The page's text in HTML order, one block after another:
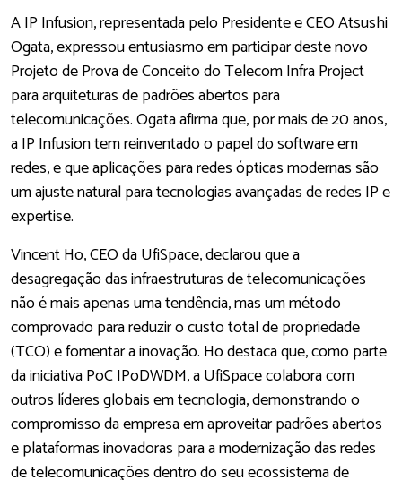
A IP Infusion, representada pelo Presidente e CEO Atsushi
Ogata, expressou entusiasmo em participar deste novo
Projeto de Prova de Conceito do Telecom Infra Project
para arquiteturas de padrões abertos para
telecomunicações. Ogata afirma que, por mais de 20 anos,
a IP Infusion tem reinventado o papel do software em
redes, e que aplicações para redes ópticas modernas são
um ajuste natural para tecnologias avançadas de redes IP e
expertise.
Vincent Ho, CEO da UfiSpace, declarou que a
desagregação das infraestruturas de telecomunicações
não é mais apenas uma tendência, mas um método
comprovado para reduzir o custo total de propriedade
(TCO) e fomentar a inovação. Ho destaca que, como parte
da iniciativa PoC IPoDWDM, a UfiSpace colabora com
outros líderes globais em tecnologia, demonstrando o
compromisso da empresa em aproveitar padrões abertos
e plataformas inovadoras para a modernização das redes
de telecomunicações dentro do seu ecossistema de